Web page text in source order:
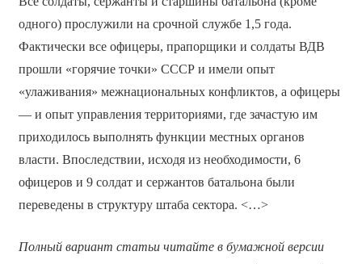
одного) прослужили на срочной службе 1,5 года.
Фактически все офицеры, прапорщики и солдаты ВДВ
прошли «горячие точки» СССР и имели опыт
«улаживания» межнациональных конфликтов, а офицеры
— и опыт управления территориями, где зачастую им
приходилось выполнять функции местных органов
власти. Впоследствии, исходя из необходимости, 6
офицеров и 9 солдат и сержантов батальона были
переведены в структуру штаба сектора. <…>
Полный вариант статьи читайте в бумажной версии